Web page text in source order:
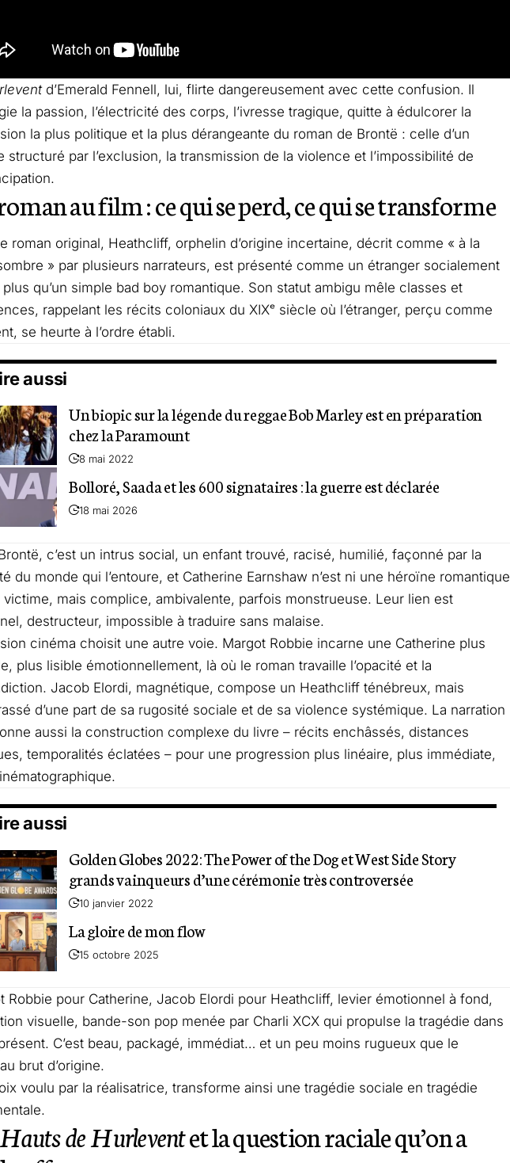
d’Emerald Fennell, lui, flirte dangereusement avec cette confusion. Il
la passion, l’électricité des corps, l’ivresse tragique, quitte à édulcorer la
la plus politique et la plus dérangeante du roman de Brontë : celle d’un
structuré par l’exclusion, la transmission de la violence et l’impossibilité de
au film : ce qui se perd, ce qui se transforme
roman original, Heathcliff, orphelin d’origine incertaine, décrit comme « à la
» par plusieurs narrateurs, est présenté comme un étranger socialement
qu’un simple bad boy romantique. Son statut ambigu mêle classes et
rappelant les récits coloniaux du XIXᵉ siècle où l’étranger, perçu comme
se heurte à l’ordre établi.
aussi
Un biopic sur la légende du reggae Bob Marley est en préparation
chez la Paramount
8 mai 2022
Bolloré, Saada et les 600 signataires : la guerre est déclarée
18 mai 2026
c’est un intrus social, un enfant trouvé, racisé, humilié, façonné par la
du monde qui l’entoure, et Catherine Earnshaw n’est ni une héroïne romantique
victime, mais complice, ambivalente, parfois monstrueuse. Leur lien est
destructeur, impossible à traduire sans malaise.
cinéma choisit une autre voie. Margot Robbie incarne une Catherine plus
plus lisible émotionnellement, là où le roman travaille l’opacité et la
Jacob Elordi, magnétique, compose un Heathcliff ténébreux, mais
d’une part de sa rugosité sociale et de sa violence systémique. La narration
aussi la construction complexe du livre – récits enchâssés, distances
temporalités éclatées – pour une progression plus linéaire, plus immédiate,
aussi
Golden Globes 2022: The Power of the Dog et West Side Story
grands vainqueurs d’une cérémonie très controversée
10 janvier 2022
La gloire de mon flow
15 octobre 2025
Robbie pour Catherine, Jacob Elordi pour Heathcliff, levier émotionnel à fond,
visuelle, bande-son pop menée par Charli XCX qui propulse la tragédie dans
C’est beau, packagé, immédiat… et un peu moins rugueux que le
brut d’origine.
voulu par la réalisatrice, transforme ainsi une tragédie sociale en tragédie
de Hurleventet la question raciale qu’on a